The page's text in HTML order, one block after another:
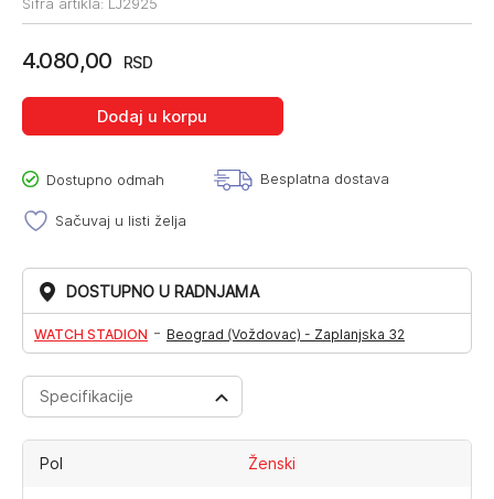
4.080,00 RSD
Dodaj u korpu
Dostupno odmah Besplatna dostava
Sačuvaj u listi želja
DOSTUPNO U RADNJAMA
WATCH STADION - Beograd (Voždovac) - Zaplanjska 32
Specifikacije
Pol Ženski